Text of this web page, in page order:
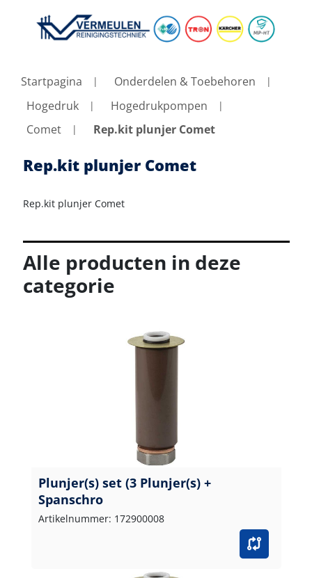
Startpagina
Onderdelen & Toebehoren
Hogedruk
Hogedrukpompen
Comet
Rep.kit plunjer Comet
Rep.kit plunjer Comet
Rep.kit plunjer Comet
Alle producten in deze
categorie
Plunjer(s) set (3 Plunjer(s) +
Spanschro
Artikelnummer: 172900008